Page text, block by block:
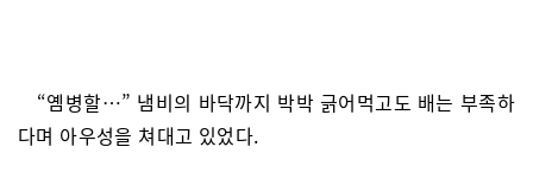
“옘병할…” 냄비의 바닥까지 박박 긁어먹고도 배는 부족하
다며 아우성을 쳐대고 있었다.